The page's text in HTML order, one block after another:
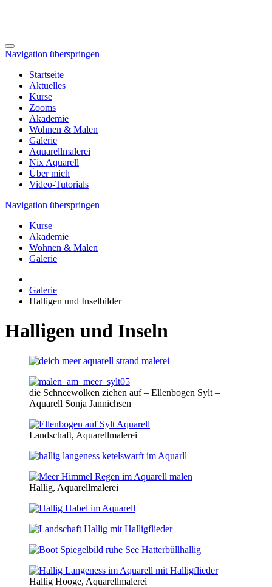
Navigation überspringen
Startseite
Aktuelles
Kurse
Zooms
Akademie
Wohnen & Malen
Galerie
Aquarellmalerei
Nix Aquarell
Über mich
Video-Tutorials
Navigation überspringen
Kurse
Akademie
Wohnen & Malen
Galerie
Galerie
Halligen und Inselbilder
Halligen und Inseln
die Schneewolken ziehen auf – Ellenbogen Sylt –
Aquarell Sonja Jannichsen
Landschaft, Aquarellmalerei
Hallig, Aquarellmalerei
Hallig Hooge, Aquarellmalerei